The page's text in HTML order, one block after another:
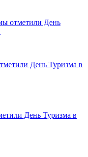
отметили День
День Туризма в